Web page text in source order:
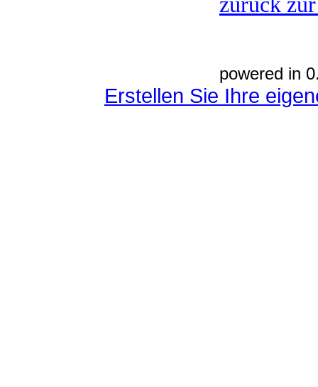
powered in
Erstellen Sie Ihre